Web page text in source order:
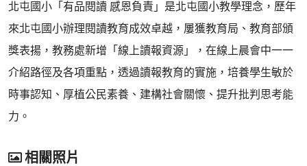
北屯國小「有品閱讀 感恩負責」是北屯國小教學理念，歷年
來北屯國小辦理閱讀教育成效卓越，屢獲教育局、教育部頒
獎表揚，教務處新增「線上讀報資源」，在線上晨會中一一
介紹路徑及各項重點，透過讀報教育的實施，培養學生敏於
時事認知、厚植公民素養、建構社會關懷、提升批判思考能
力。
相關照片